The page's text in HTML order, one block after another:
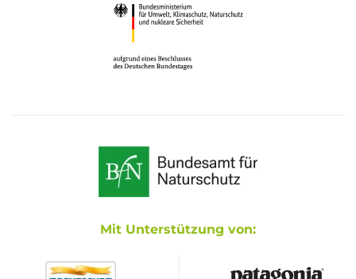
Mit Unterstützung von: